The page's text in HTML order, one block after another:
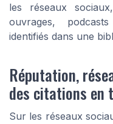
les réseaux
ouvrages,
identifiés dans une
Réputation,
des citations en
Sur les réseaux